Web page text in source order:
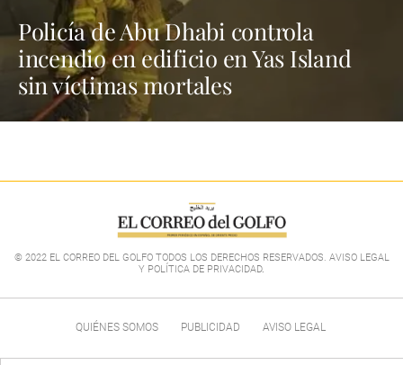
Policía de Abu Dhabi controla
incendio en edificio en Yas Island
sin víctimas mortales
© 2022 EL CORREO DEL GOLFO TODOS LOS DERECHOS RESERVADOS. AVISO LEGAL
Y POLÍTICA DE PRIVACIDAD.
QUIÉNES SOMOS PUBLICIDAD AVISO LEGAL